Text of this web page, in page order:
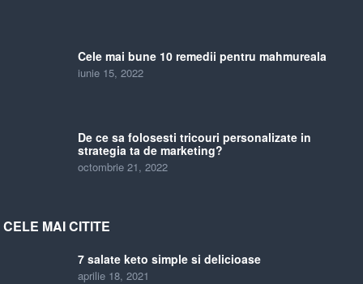
Cele mai bune 10 remedii pentru mahmureala
iunie 15, 2022
De ce sa folosesti tricouri personalizate in
strategia ta de marketing?
octombrie 21, 2022
CELE MAI CITITE
7 salate keto simple si delicioase
aprilie 18, 2021